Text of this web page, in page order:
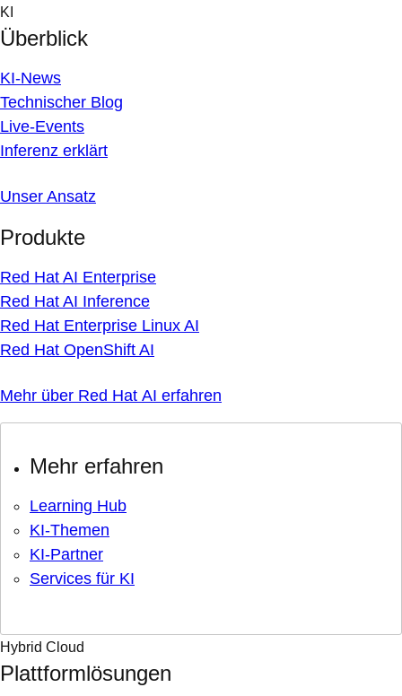
Skip
to
content
KI
Überblick
KI-News
Technischer Blog
Live-Events
Inferenz erklärt
Unser Ansatz
Produkte
Red Hat AI Enterprise
Red Hat AI Inference
Red Hat Enterprise Linux AI
Red Hat OpenShift AI
Mehr über Red Hat AI erfahren
Mehr erfahren
Learning Hub
KI-Themen
KI-Partner
Services für KI
Hybrid Cloud
Plattformlösungen